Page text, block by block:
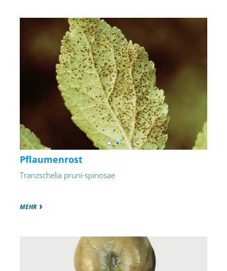
Pflaumenrost
Tranzschelia pruni-spinosae
MEHR